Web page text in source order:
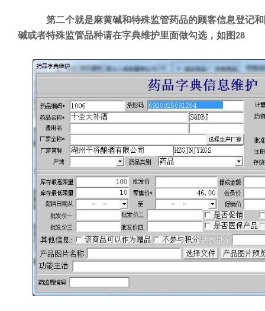
第二个就是麻黄碱和特殊监管药品的顾客信息登记
碱或者特殊监管品种请在字典维护里面做勾选，如图28